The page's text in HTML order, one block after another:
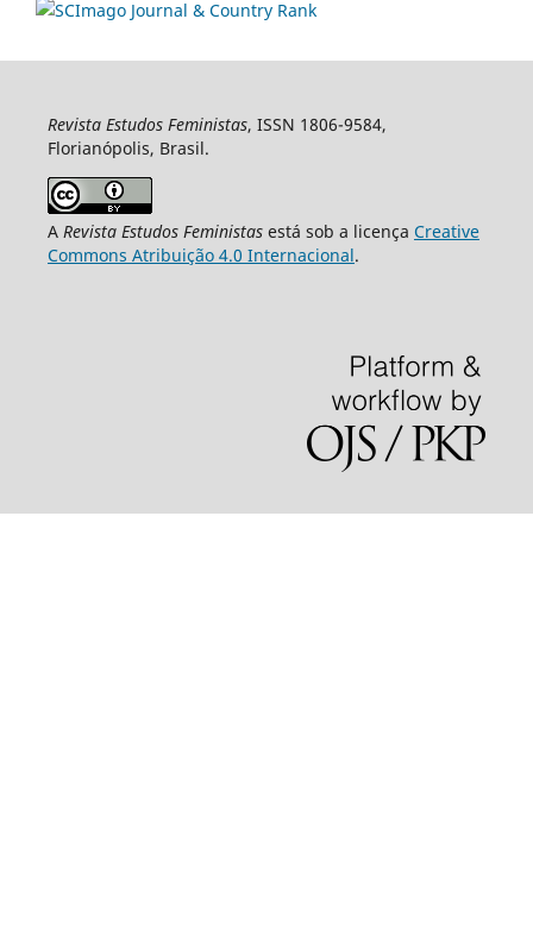
Revista Estudos Feministas, ISSN 1806-9584,
Florianópolis, Brasil.
A Revista Estudos Feministasestá sob a licença Creative
Commons Atribuição 4.0 Internacional.